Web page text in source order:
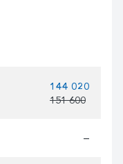
144 020
151 600
—